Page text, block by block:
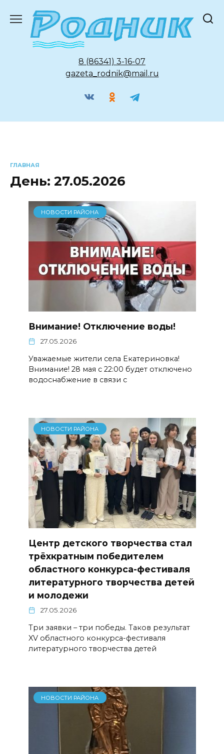
содержанию
8 (86341) 3-16-07
gazeta_rodnik@mail.ru
ГЛАВНАЯ
День: 27.05.2026
НОВОСТИ РАЙОНА
Внимание! Отключение воды!
27.05.2026
Уважаемые жители села Екатериновка!
Внимание! 28 мая с 22:00 будет отключено
водоснабжение в связи с
НОВОСТИ РАЙОНА
Центр детского творчества стал
трёхкратным победителем
областного конкурса-фестиваля
литературного творчества детей
и молодежи
27.05.2026
Три заявки – три победы. Таков результат
XV областного конкурса-фестиваля
литературного творчества детей
НОВОСТИ РАЙОНА